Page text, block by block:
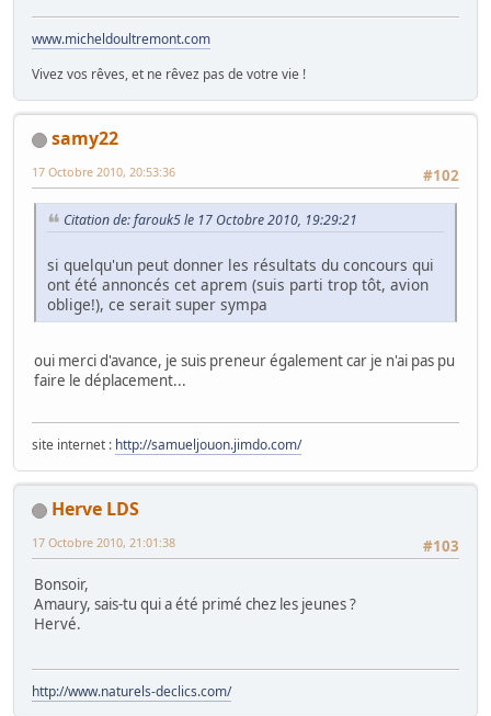
www.micheldoultremont.com
Vivez vos rêves, et ne rêvez pas de votre vie !
samy22
#102
17 Octobre 2010, 20:53:36
Citation de: farouk5 le 17 Octobre 2010, 19:29:21
si quelqu'un peut donner les résultats du concours qui
ont été annoncés cet aprem (suis parti trop tôt, avion
oblige!), ce serait super sympa
oui merci d'avance, je suis preneur également car je n'ai pas pu
faire le déplacement...
site internet : http://samueljouon.jimdo.com/
Herve LDS
#103
17 Octobre 2010, 21:01:38
Bonsoir,
Amaury, sais-tu qui a été primé chez les jeunes ?
Hervé.
http://www.naturels-declics.com/